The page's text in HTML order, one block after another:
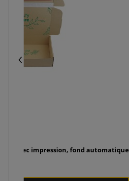
avec impression, fond automatique